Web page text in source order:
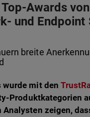
Awards
und
breite
wurde mit den
Produktkategorien
zeigen,